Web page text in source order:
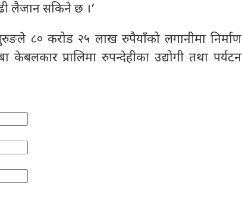
लैजान सकिने छ ।’
८० करोड २५ लाख रुपैयाँको लगानीमा निर्माण
केबलकार प्रालिमा रुपन्देहीका उद्योगी तथा पर्यटन